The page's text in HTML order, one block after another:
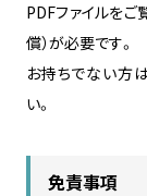
PDFファイルをご
償）が必要です。
お持ちでない方
い。
免責事項